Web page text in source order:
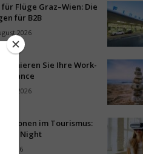
für Flüge Graz–Wien: Die
für B2B
2026
optimieren Sie Ihre Work-
Balance
2026
im Tourismus:
up Night
2026